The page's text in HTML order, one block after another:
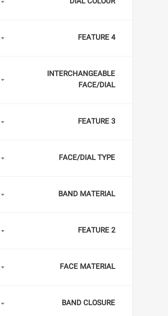
FEATURE 4
INTERCHANGEABLE
FACE/DIAL
FEATURE 3
FACE/DIAL TYPE
BAND MATERIAL
FEATURE 2
FACE MATERIAL
BAND CLOSURE